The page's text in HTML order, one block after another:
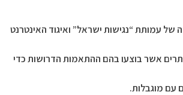
של עמותת “נגישות ישראל” ואיגוד האינטרנט
אשר בוצעו בהם ההתאמות הדרושות כדי
עם מוגבלות.